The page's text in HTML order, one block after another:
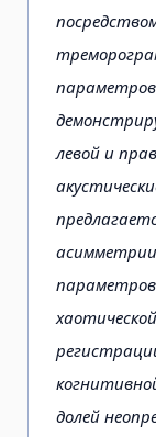
левой и
параметров
долей